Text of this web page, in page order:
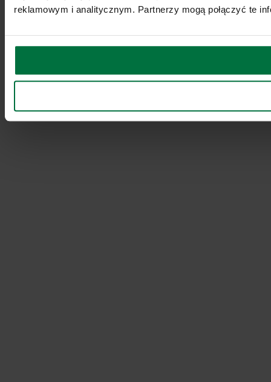
reklamowym i analitycznym. Partnerzy mogą połączyć te